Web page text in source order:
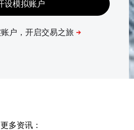
更多资讯：